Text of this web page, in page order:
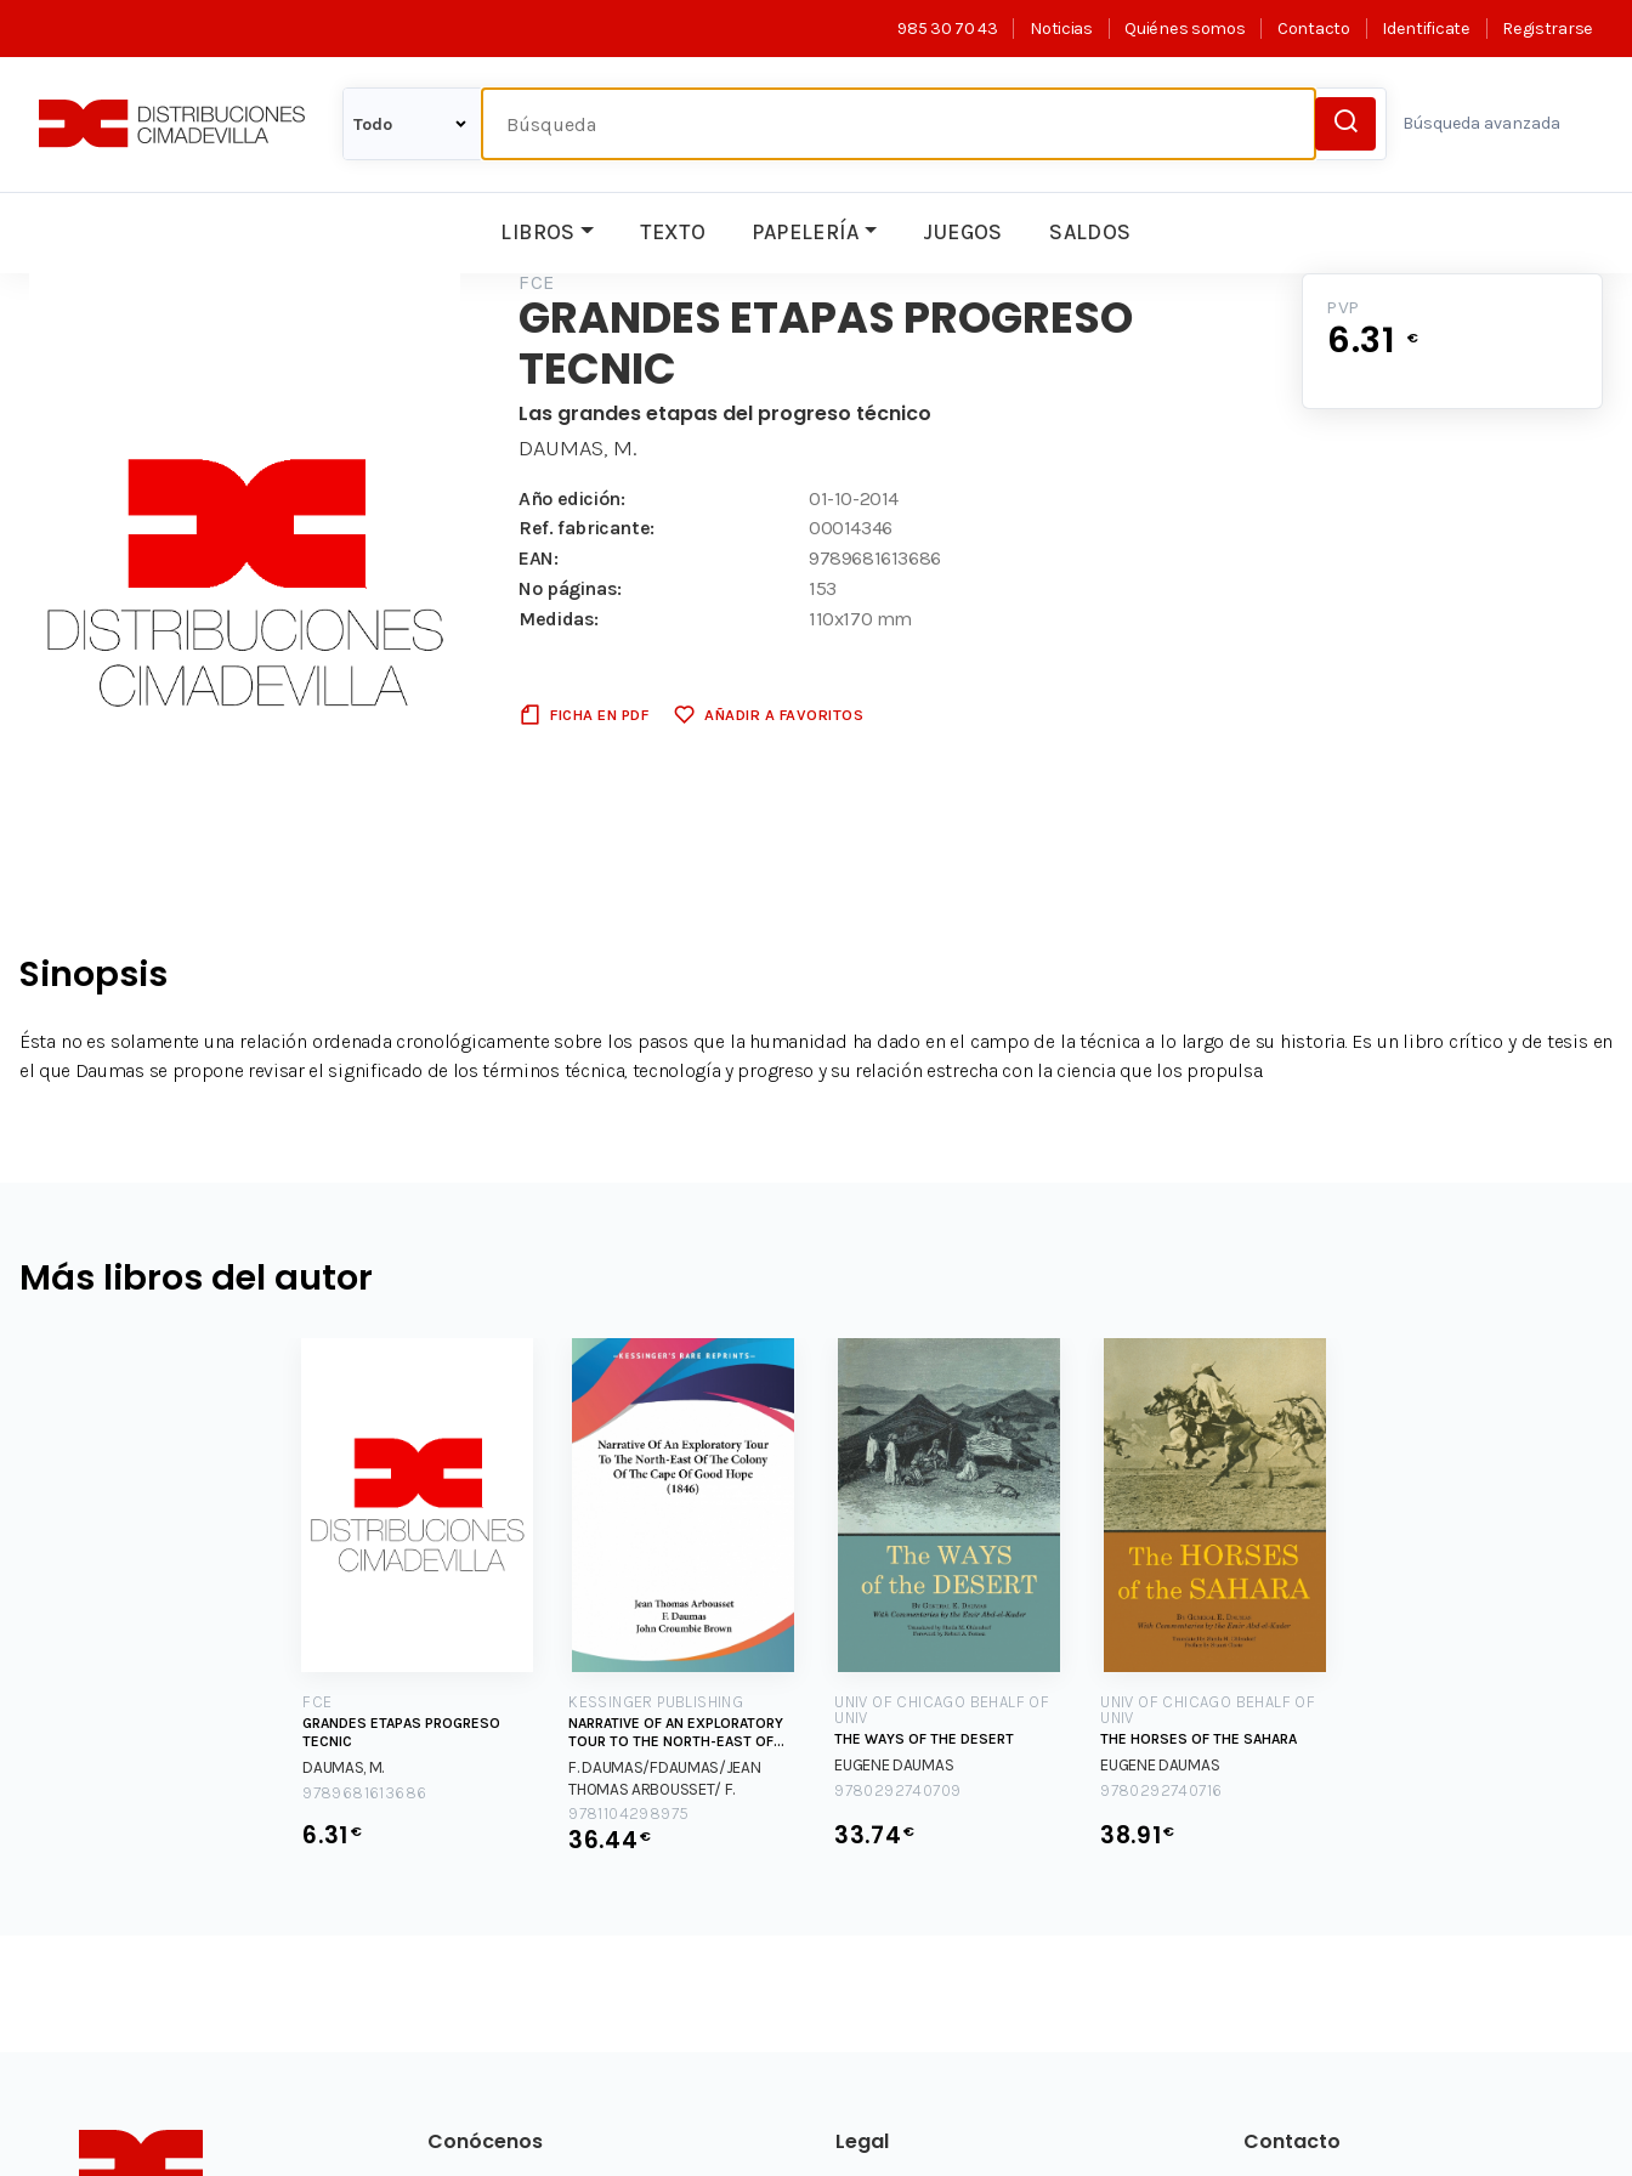
985 30 70 43 Noticias Quiénes somos Contacto Identificate Registrarse
Búsqueda avanzada
LIBROS TEXTO PAPELERÍA JUEGOS SALDOS
FCE
GRANDES ETAPAS PROGRESO
TECNIC
Las grandes etapas del progreso técnico
DAUMAS, M.
Año edición:
01-10-2014
Ref. fabricante:
00014346
EAN:
9789681613686
Nº páginas:
153
Medidas:
110x170 mm
FICHA EN PDF AÑADIR A FAVORITOS
PVP
6.31 €
Sinopsis
Ésta no es solamente una relación ordenada cronológicamente sobre los pasos que la humanidad ha dado en el campo de la técnica a lo largo de su historia. Es un libro crítico y de tesis en
el que Daumas se propone revisar el significado de los términos técnica, tecnología y progreso y su relación estrecha con la ciencia que los propulsa.
Más libros del autor
FCE
GRANDES ETAPAS PROGRESO
TECNIC
DAUMAS, M.
9789681613686
6.31 €
KESSINGER PUBLISHING
NARRATIVE OF AN EXPLORATORY
TOUR TO THE NORTH-EAST OF
THE CO
F. DAUMAS/FDAUMAS/JEAN
THOMAS ARBOUSSET/ F.
DAUMAS/FDAUMAS/JEAN
THOMAS ARBOUSSET/
9781104298975
36.44€
UNIV OF CHICAGO BEHALF OF
UNIV
THE WAYS OF THE DESERT
EUGENE DAUMAS
9780292740709
33.74€
UNIV OF CHICAGO BEHALF OF
UNIV
THE HORSES OF THE SAHARA
EUGENE DAUMAS
9780292740716
38.91€
Conócenos Legal Contacto